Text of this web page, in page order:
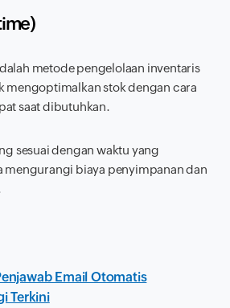
)
metode pengelolaan inventaris
mengoptimalkan stok dengan cara
saat dibutuhkan.
sesuai dengan waktu yang
mengurangi biaya penyimpanan dan
Email Otomatis
Terkini